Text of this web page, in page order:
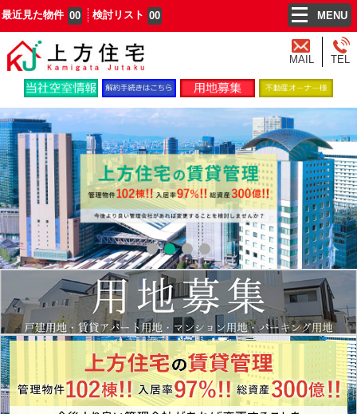
最近見た物件 00 検討リスト 00 MENU
MAIL TEL